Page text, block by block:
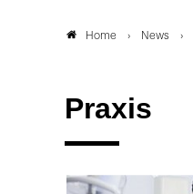
Home News
Praxis